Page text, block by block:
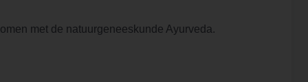
met de natuurgeneeskunde Ayurveda.